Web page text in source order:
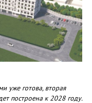
уже готова, вторая
построена к 2028 году.